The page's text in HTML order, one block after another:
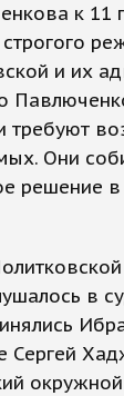
к 11
и их
Они
решение
в